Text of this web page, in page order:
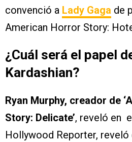
convenció a Lady Gaga de
American Horror Story:
¿Cuál será el papel
Kardashian?
Ryan Murphy, creador de
Story: Delicate’, reveló en
Hollywood Reporter, reveló